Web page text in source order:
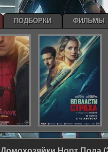
ПОДБОРКИ ФИЛЬМЫ